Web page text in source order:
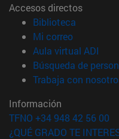
Accesos directos
Biblioteca
Mi correo(abre en
Aula virtual ADI
Búsqueda de
Trabaja con
Información
TFNO +34 948 42 56 00
¿QUÉ GRADO TE